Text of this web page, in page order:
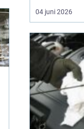
men det
än bara
vetenskap
med en lång
varje kulör b&...
04 juni 2026